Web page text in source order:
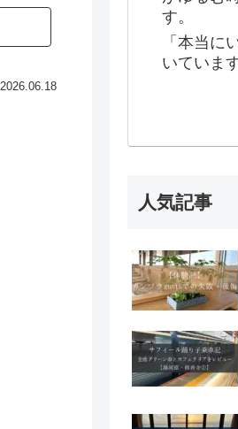
2026.06.18
す。
「本当に
いています
人気記事